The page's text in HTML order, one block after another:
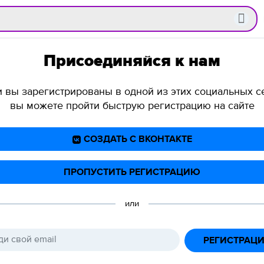
Присоединяйся к нам
вы зарегистрированы в одной из этих социальных
вы можете пройти быструю регистрацию на сайте
СОЗДАТЬ С ВКОНТАКТЕ
ПРОПУСТИТЬ РЕГИСТРАЦИЮ
или